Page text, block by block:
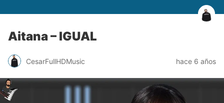
Aitana – IGUAL
CesarFullHDMusic hace 6 años